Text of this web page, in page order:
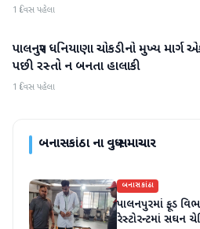
1 દિવસ પહેલા
બનાસકાંઠા
પાલનપુર ધનિયાણા ચોકડીનો મુખ્ય માર્ગ
પછી રસ્તો ન બનતા હાલાકી
1 દિવસ પહેલા
બનાસકાંઠાના વધુ સમાચાર
બનાસકાંઠા
પાલનપુરમાં ફૂડ
રેસ્ટોરન્ટમાં સઘન